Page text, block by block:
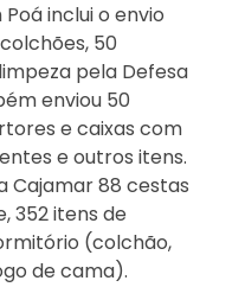
inclui o envio
50
pela Defesa
enviou 50
e caixas com
e outros itens.
Cajamar 88 cestas
352 itens de
(colchão,
de cama).